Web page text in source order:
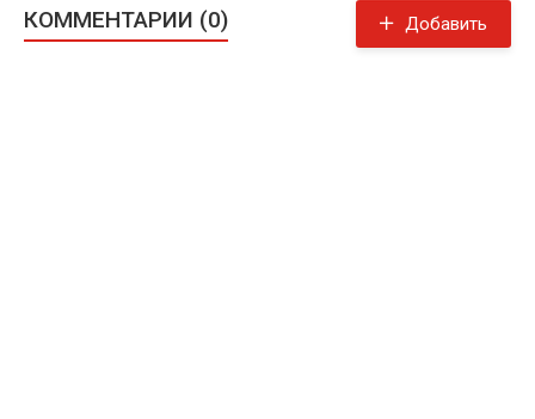
КОММЕНТАРИИ (0) Добавить